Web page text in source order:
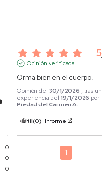
1
0
0
0
5
Opinión verificada
Orma bien en el cuerpo.
Opinión del30/1/2026 , tras
experiencia del19/1/2026 por
Piedad del Carmen A.
Útil(0) Informe
1